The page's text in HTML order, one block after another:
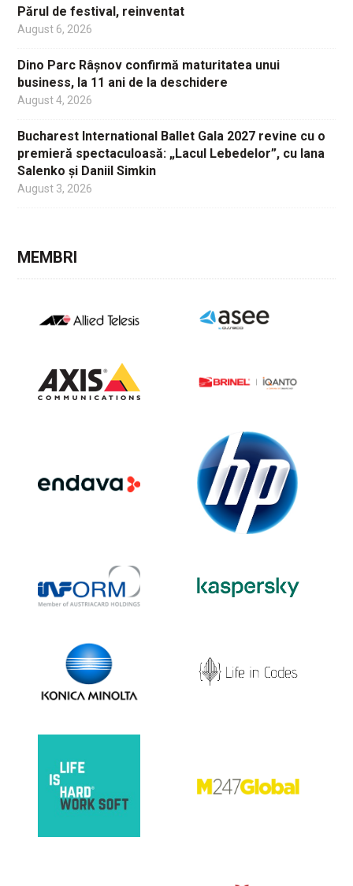
Părul de festival, reinventat
August 6, 2026
Dino Parc Râșnov confirmă maturitatea unui
business, la 11 ani de la deschidere
August 4, 2026
Bucharest International Ballet Gala 2027 revine cu o
premieră spectaculoasă: „Lacul Lebedelor”, cu Iana
Salenko și Daniil Simkin
August 3, 2026
MEMBRI